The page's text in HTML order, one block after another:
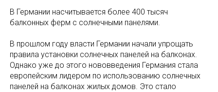
В Германии насчитывается более 400 тысяч
балконных ферм с солнечными панелями.
В прошлом году власти Германии начали упрощать
правила установки солнечных панелей на балконах.
Однако уже до этого нововведения Германия стала
европейским лидером по использованию солнечных
панелей на балконах жилых домов. Это стало